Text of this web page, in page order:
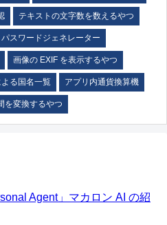
テキストの文字数を数えるやつ
パスワードジェネレーター
画像の EXIF を表示するやつ
る国名一覧 アプリ内通貨換算機
を変換するやつ
Agent」マカロン AI の紹